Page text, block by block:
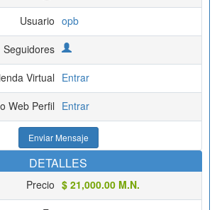
Usuario opb
Seguidores
Virtual Entrar
Web Perfil
Entrar
Enviar Mensaje
DETALLES
Precio $ 21,000.00 M.N.